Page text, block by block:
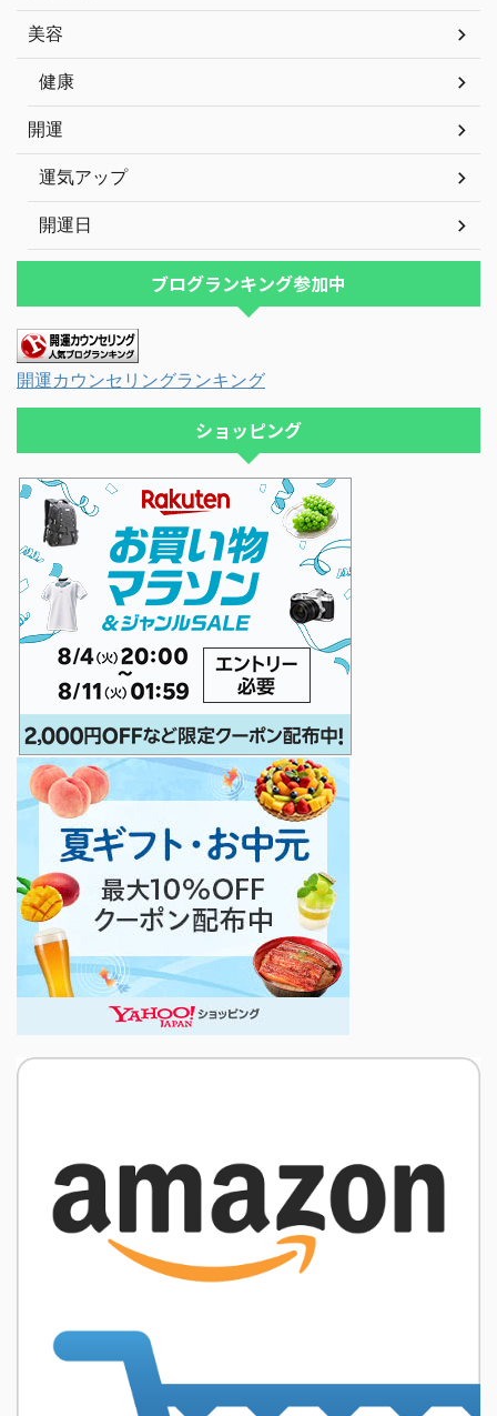
美容
健康
開運
運気アップ
開運日
ブログランキング参加中
開運カウンセリングランキング
ショッピング